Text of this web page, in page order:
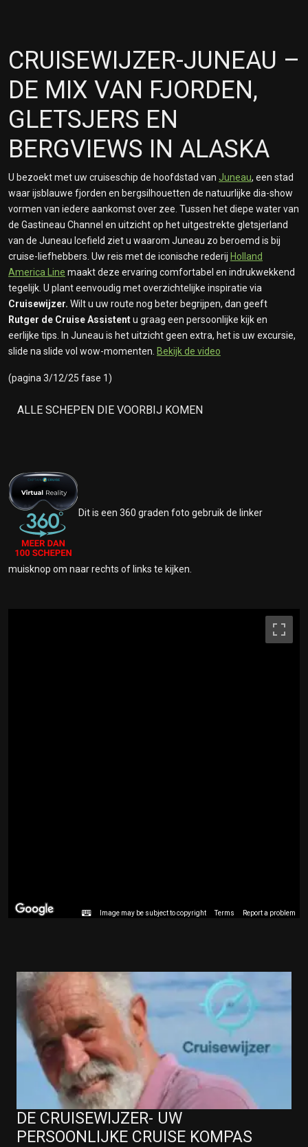
CRUISEWIJZER-JUNEAU –
DE MIX VAN FJORDEN,
GLETSJERS EN
BERGVIEWS IN ALASKA
U bezoekt met uw cruiseschip de hoofdstad van Juneau, een stad
waar ijsblauwe fjorden en bergsilhouetten de natuurlijke dia-show
vormen van iedere aankomst over zee. Tussen het diepe water van
de Gastineau Channel en uitzicht op het uitgestrekte gletsjerland
van de Juneau Icefield ziet u waarom Juneau zo beroemd is bij
cruise-liefhebbers. Uw reis met de iconische rederij Holland
America Line maakt deze ervaring comfortabel en indrukwekkend
tegelijk. U plant eenvoudig met overzichtelijke inspiratie via
Cruisewijzer. Wilt u uw route nog beter begrijpen, dan geeft
Rutger de Cruise Assistentu graag een persoonlijke kijk en
eerlijke tips. In Juneau is het uitzicht geen extra, het is uw excursie,
slide na slide vol wow-momenten. Bekijk de video
(pagina 3/12/25 fase 1)
ALLE SCHEPEN DIE VOORBIJ KOMEN
Dit is een 360 graden foto gebruik de linker
muisknop om naar rechts of links te kijken.
Image may be subject to copyright Terms Report a problem
DE CRUISEWIJZER- UW
PERSOONLIJKE CRUISE KOMPAS